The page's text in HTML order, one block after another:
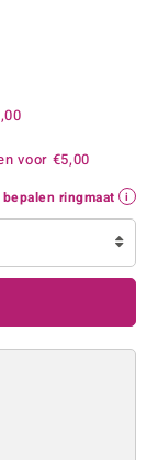
voor €5,00
ringmaat